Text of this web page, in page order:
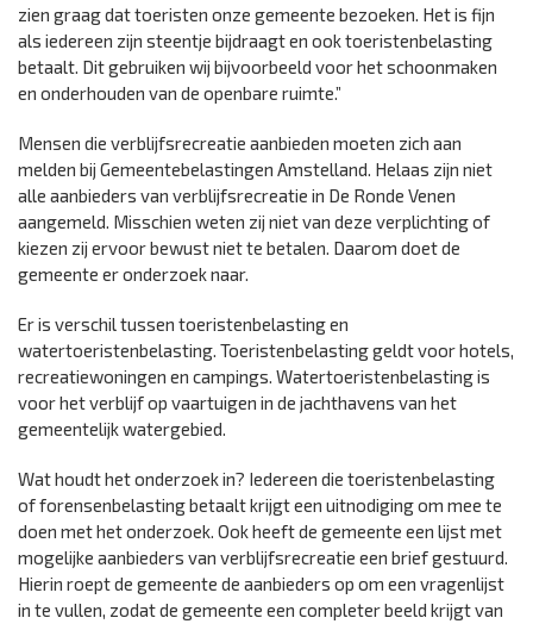
zien graag dat toeristen onze gemeente bezoeken. Het is fijn
als iedereen zijn steentje bijdraagt en ook toeristenbelasting
betaalt. Dit gebruiken wij bijvoorbeeld voor het schoonmaken
en onderhouden van de openbare ruimte.”
Mensen die verblijfsrecreatie aanbieden moeten zich aan
melden bij Gemeentebelastingen Amstelland. Helaas zijn niet
alle aanbieders van verblijfsrecreatie in De Ronde Venen
aangemeld. Misschien weten zij niet van deze verplichting of
kiezen zij ervoor bewust niet te betalen. Daarom doet de
gemeente er onderzoek naar.
Er is verschil tussen toeristenbelasting en
watertoeristenbelasting. Toeristenbelasting geldt voor hotels,
recreatiewoningen en campings. Watertoeristenbelasting is
voor het verblijf op vaartuigen in de jachthavens van het
gemeentelijk watergebied.
Wat houdt het onderzoek in? Iedereen die toeristenbelasting
of forensenbelasting betaalt krijgt een uitnodiging om mee te
doen met het onderzoek. Ook heeft de gemeente een lijst met
mogelijke aanbieders van verblijfsrecreatie een brief gestuurd.
Hierin roept de gemeente de aanbieders op om een vragenlijst
in te vullen, zodat de gemeente een completer beeld krijgt van